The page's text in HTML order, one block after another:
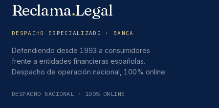
Reclama.Legal
DESPACHO ESPECIALIZADO · BANCA
Defendiendo desde 1993 a consumidores
frente a entidades financieras españolas.
Despacho de operación nacional, 100% online.
DESPACHO NACIONAL · 100% ONLINE